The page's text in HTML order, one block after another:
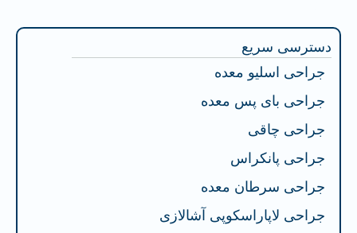
دسترسی سریع
جراحی اسلیو معده
جراحی بای پس معده
جراحی چاقی
جراحی پانکراس
جراحی سرطان معده
جراحی لاپاراسکوپی آشالازی